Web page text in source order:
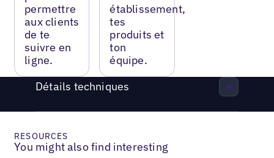
permettre
aux clients
de te
suivre en
ligne.
établissement,
tes
produits et
ton
équipe.
Détails techniques
RESOURCES
You might also find interesting